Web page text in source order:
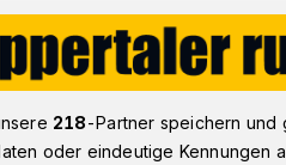
Baustellen in Elberfeld:
218-Partner speichern
oder eindeutige Kennungen